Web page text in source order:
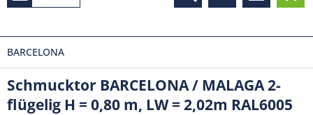
BARCELONA
Schmucktor BARCELONA / MALAGA 2-
flügelig H = 0,80 m, LW = 2,02m RAL6005